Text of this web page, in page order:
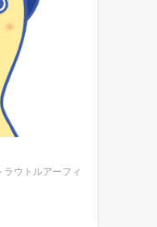
ウトルアーフィ